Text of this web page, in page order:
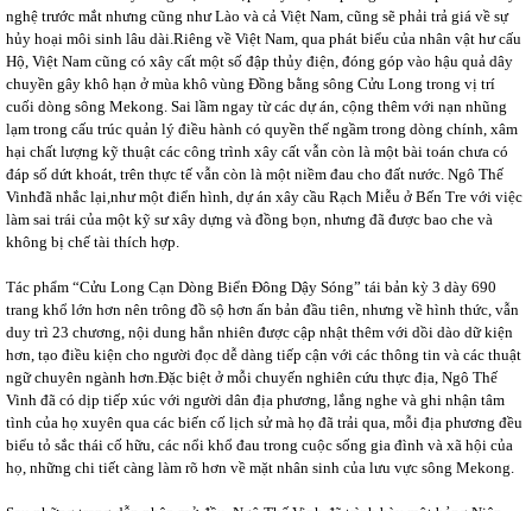
nghệ trước mắt nhưng cũng như Lào và cả Việt Nam, cũng sẽ phải trả giá về sự
hủy hoại môi sinh lâu dài.Riêng về Việt Nam, qua phát biểu của nhân vật hư cấu
Hộ, Việt Nam cũng có xây cất một số đập thủy điện, đóng góp vào hậu quả dây
chuyền gây khô hạn ở mùa khô vùng Đồng bằng sông Cửu Long trong vị trí
cuối dòng sông Mekong. Sai lầm ngay từ các dự án, cộng thêm với nạn nhũng
lạm trong cấu trúc quản lý điều hành có quyền thế ngầm trong dòng chính, xâm
hại chất lượng kỹ thuật các công trình xây cất vẫn còn là một bài toán chưa có
đáp số dứt khoát, trên thực tế vẫn còn là một niềm đau cho đất nước. Ngô Thế
Vinhđã nhắc lại,như một điển hình, dự án xây cầu Rạch Miễu ở Bến Tre với việc
làm sai trái của một kỹ sư xây dựng và đồng bọn, nhưng đã được bao che và
không bị chế tài thích hợp.
Tác phẩm “Cửu Long Cạn Dòng Biển Đông Dậy Sóng” tái bản kỳ 3 dày 690
trang khổ lớn hơn nên trông đồ sộ hơn ấn bản đầu tiên, nhưng về hình thức, vẫn
duy trì 23 chương, nội dung hẳn nhiên được cập nhật thêm với dồi dào dữ kiện
hơn, tạo điều kiện cho người đọc dễ dàng tiếp cận với các thông tin và các thuật
ngữ chuyên ngành hơn.Đặc biệt ở mỗi chuyến nghiên cứu thực địa, Ngô Thế
Vinh đã có dịp tiếp xúc với người dân địa phương, lắng nghe và ghi nhận tâm
tình của họ xuyên qua các biến cố lịch sử mà họ đã trải qua, mỗi địa phương đều
biểu tỏ sắc thái cố hữu, các nổi khổ đau trong cuộc sống gia đình và xã hội của
họ, những chi tiết càng làm rõ hơn về mặt nhân sinh của lưu vực sông Mekong.